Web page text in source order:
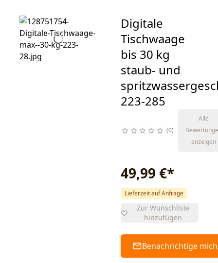
Digitale
Tischwaage
bis 30 kg
staub- und
223-285
0
Alle
anzeigen
49,99 €*
Lieferzeit auf Anfrage
Zur Wunschliste
hinzufügen
Benachrichtige mich